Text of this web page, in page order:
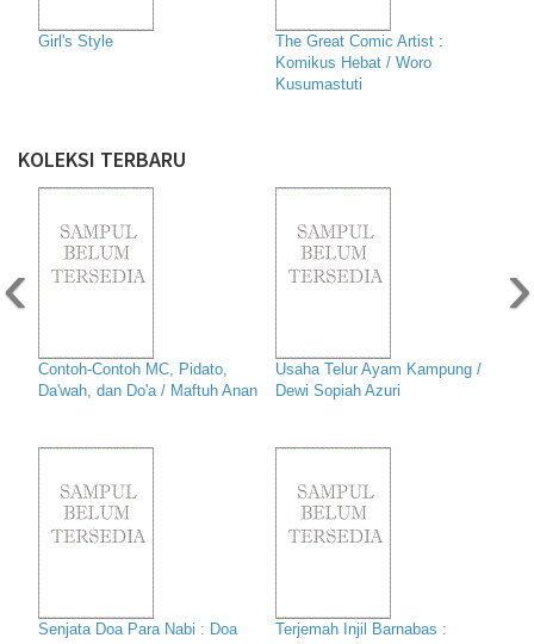
Girl's Style
The Great Comic Artist :
Komikus Hebat / Woro
Kusumastuti
KOLEKSI TERBARU
Contoh-Contoh MC, Pidato,
Da'wah, dan Do'a / Maftuh Anan
Usaha Telur Ayam Kampung /
Dewi Sopiah Azuri
Senjata Doa Para Nabi : Doa
Terjemah Injil Barnabas :
‹ ›